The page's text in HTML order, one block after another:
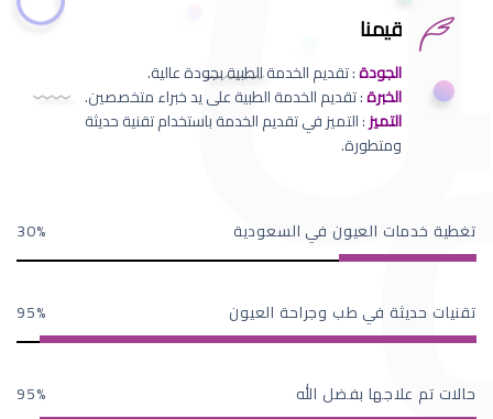
قيمنا
الجودة: تقديم الخدمة الطبية بجودة عالية.
الخبرة: تقديم الخدمة الطبية على يد خبراء متخصصين.
التميز: التميز في تقديم الخدمة باستخدام تقنية حديثة
ومتطورة.
تغطية خدمات العيون في السعودية 30
تقنيات حديثة في طب وجراحة العيون 95
حالات تم علاجها بفضل الله 95